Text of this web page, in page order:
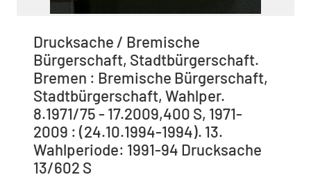
Drucksache / Bremische
Bürgerschaft, Stadtbürgerschaft.
Bremen : Bremische Bürgerschaft,
Stadtbürgerschaft, Wahlper.
8.1971/75 - 17.2009,400 S, 1971-
2009 : (24.10.1994-1994). 13.
Wahlperiode: 1991-94 Drucksache
13/602 S